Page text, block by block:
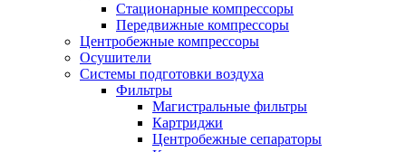
Стационарные компрессоры
Передвижные компрессоры
Центробежные компрессоры
Осушители
Системы подготовки воздуха
Фильтры
Магистральные фильтры
Картриджи
Центробежные сепараторы